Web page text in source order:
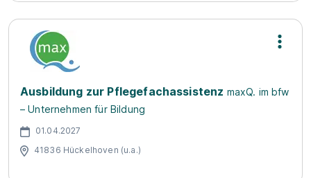
Ausbildung zur Pflegefachassistenz maxQ. im bfw
– Unternehmen für Bildung
01.04.2027
41836 Hückelhoven (u.a.)